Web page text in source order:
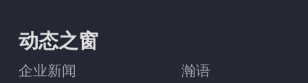
动态之窗
企业新闻 瀚语